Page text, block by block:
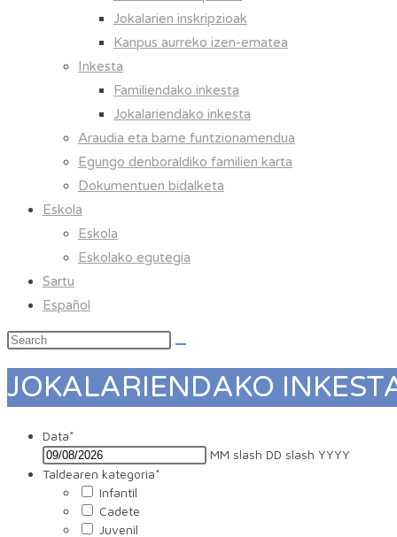
Jokalarien inskripzioak
Kanpus aurreko izen-ematea
Inkesta
Familiendako inkesta
Jokalariendako inkesta
Araudia eta barne funtzionamendua
Egungo denboraldiko familien karta
Dokumentuen bidalketa
Eskola
Eskola
Eskolako egutegia
Sartu
Español
JOKALARIENDAKO
Data*
MM slash DD slash YYYY
Taldearen kategoria*
Infantil
Cadete
Juvenil